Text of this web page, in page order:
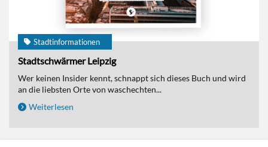
Stadtinformationen
Stadtschwärmer Leipzig
Wer keinen Insider kennt, schnappt sich dieses Buch und wird
an die liebsten Orte von waschechten...
Weiterlesen